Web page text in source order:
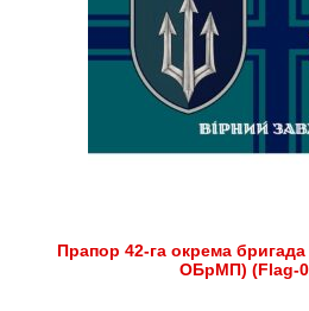
Прапор 42-га окрема бригада
ОБрМП) (Flag-